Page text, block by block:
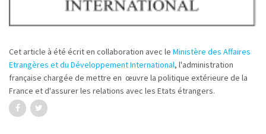
Cet article à été écrit en collaboration avec le Ministère des Affaires
Etrangères et du Développement International, l'administration
française chargée de mettre en œuvre la politique extérieure de la
France et d'assurer les relations avec les Etats étrangers.